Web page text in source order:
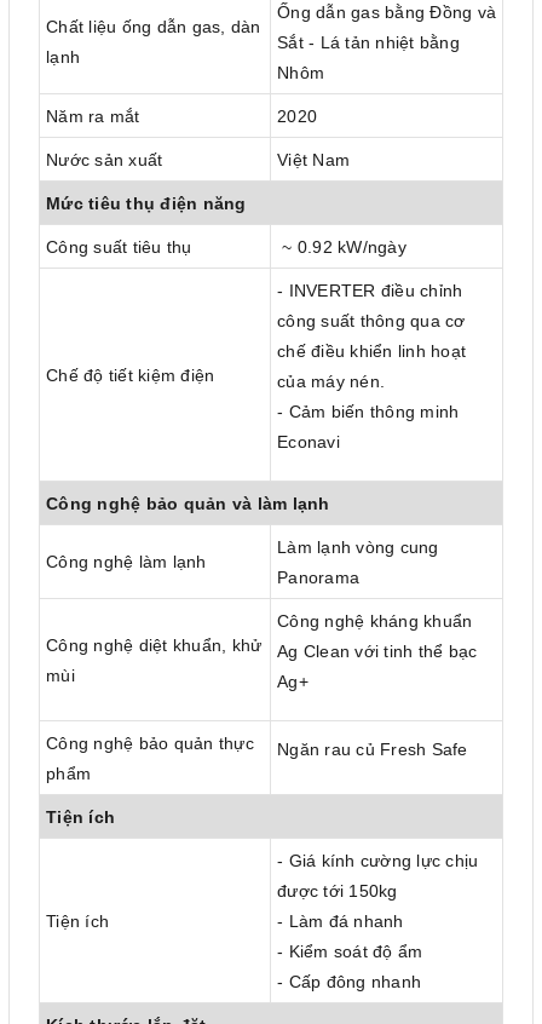
Chất liệu ống dẫn gas, dàn
lạnh
Ống dẫn gas bằng Đồng và
Sắt - Lá tản nhiệt bằng
Nhôm
Năm ra mắt 2020
Nước sản xuất Việt Nam
Mức tiêu thụ điện năng
Công suất tiêu thụ ~ 0.92 kW/ngày
Chế độ tiết kiệm điện
- INVERTER điều chỉnh
công suất thông qua cơ
chế điều khiển linh hoạt
của máy nén.
- Cảm biến thông minh
Econavi
Công nghệ bảo quản và làm lạnh
Công nghệ làm lạnh
Làm lạnh vòng cung
Panorama
Công nghệ diệt khuẩn, khử
mùi
Công nghệ kháng khuẩn
Ag Clean với tinh thể bạc
Ag+
Công nghệ bảo quản thực
phẩm
Ngăn rau củ Fresh Safe
Tiện ích
Tiện ích
- Giá kính cường lực chịu
được tới 150kg
- Làm đá nhanh
- Kiểm soát độ ẩm
- Cấp đông nhanh